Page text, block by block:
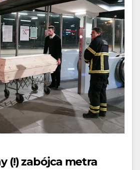
(!) zabójca metra